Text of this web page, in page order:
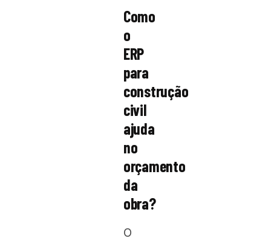
Como
o
ERP
para
construção
civil
ajuda
no
orçamento
da
obra?
O